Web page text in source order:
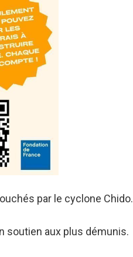
par le cyclone Chido.
soutien aux plus démunis.